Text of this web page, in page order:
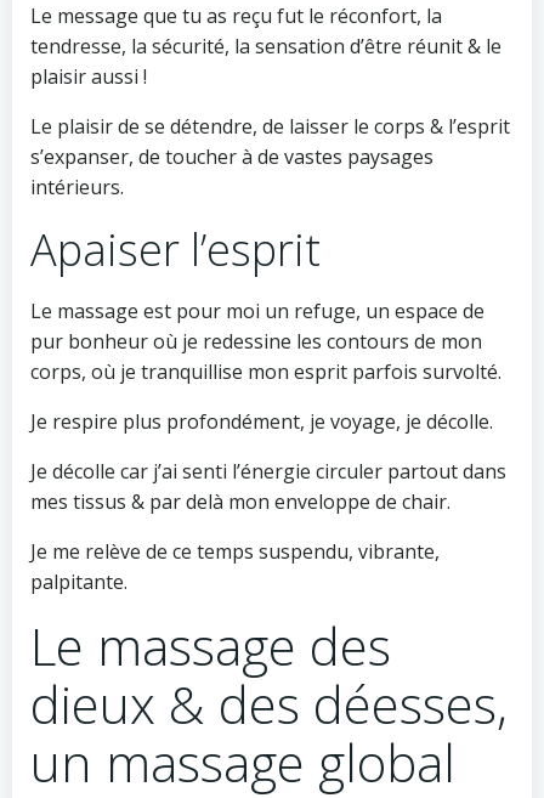
Le message que tu as reçu fut le réconfort, la
tendresse, la sécurité, la sensation d’être réunit & le
plaisir aussi !
Le plaisir de se détendre, de laisser le corps & l’esprit
s’expanser, de toucher à de vastes paysages
intérieurs.
Apaiser l’esprit
Le massage est pour moi un refuge, un espace de
pur bonheur où je redessine les contours de mon
corps, où je tranquillise mon esprit parfois survolté.
Je respire plus profondément, je voyage, je décolle.
Je décolle car j’ai senti l’énergie circuler partout dans
mes tissus & par delà mon enveloppe de chair.
Je me relève de ce temps suspendu, vibrante,
palpitante.
Le massage des
dieux & des déesses,
un massage global